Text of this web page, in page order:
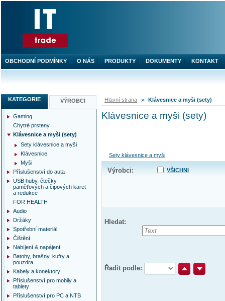
Hlavní strana Klávesnice a myši (sety)
Klávesnice a myši (sety)
Sety klávesnice a myši
Výrobci: VŠICHNI
Hledat:
Řadit podle:
KATEGORIE VÝROBCI
Gaming
Chytré prsteny
Klávesnice a myši (sety)
Sety klávesnice a myši
Klávesnice
Myši
Příslušenství do auta
USB huby, čtečky
paměťových a čipových karet
a redukce
FOR HEALTH
Audio
Držáky
Spotřební materiál
Čištění
Nabíjení & napájení
Batohy, brašny, kufry a
pouzdra
Kabely a konektory
Příslušenství pro mobily a
tablety
Příslušenství pro PC a NTB
OBCHODNÍ PODMÍNKY O NÁS PRODUKTY DOKUMENTY KONTAKT